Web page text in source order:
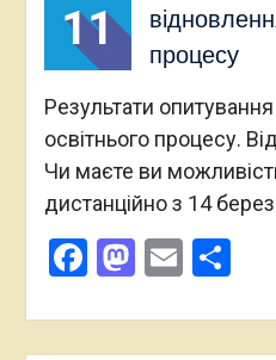
11
процесу
Результати
освітнього процесу.
Чи маєте ви
дистанційно з 14
Facebook
Email